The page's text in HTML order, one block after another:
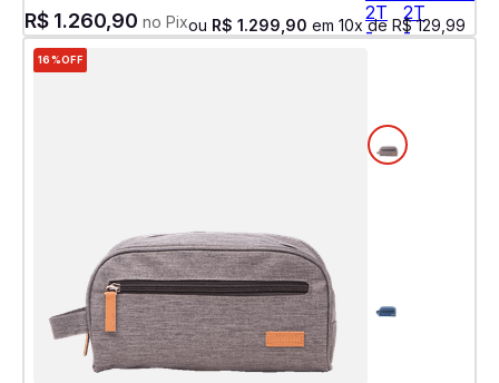
R$ 1.260,90 no Pixou R$ 1.299 90 em 10x de R$ 129 99
16%OFF